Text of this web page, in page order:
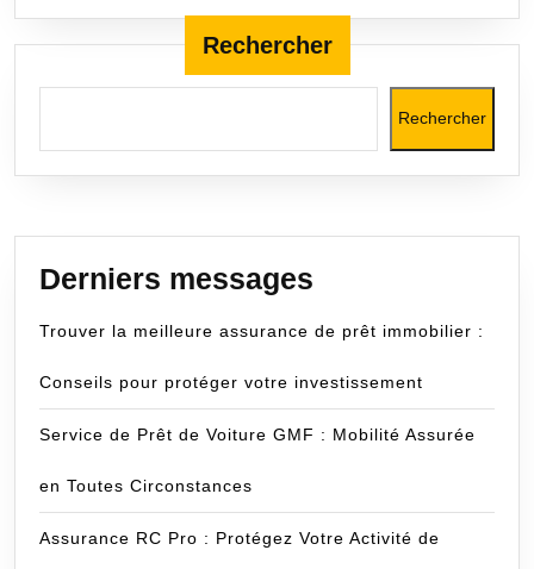
Rechercher
Rechercher
Derniers messages
Trouver la meilleure assurance de prêt immobilier :
Conseils pour protéger votre investissement
Service de Prêt de Voiture GMF : Mobilité Assurée
en Toutes Circonstances
Assurance RC Pro : Protégez Votre Activité de